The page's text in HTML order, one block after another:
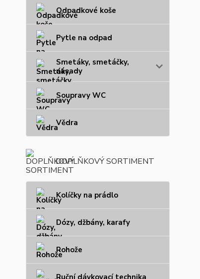
Odpadkové koše
Pytle na odpad
Smetáky, smetáčky,
násady
Soupravy WC
Vědra
DOPLŇKOVÝ SORTIMENT
Kolíčky na prádlo
Dózy, džbány, karafy
Rohože
Ruční dávkovací technika